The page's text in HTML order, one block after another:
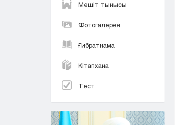
Мешіт тынысы
Фотогалерея
Ғибратнама
Кітапхана
Тест